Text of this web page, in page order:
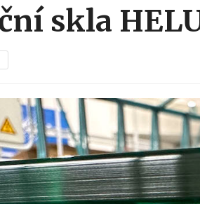
skla